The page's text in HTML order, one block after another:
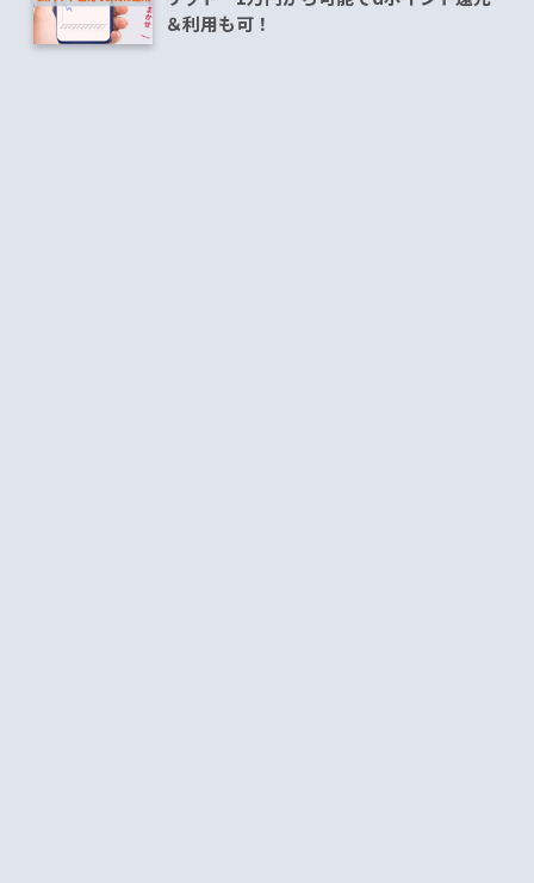
＆利用も可！